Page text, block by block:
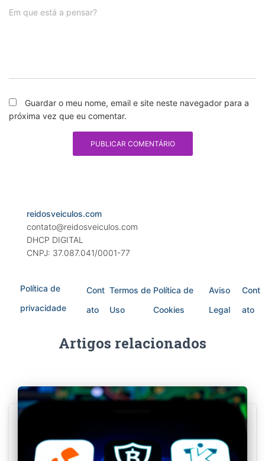
Em que está a pensar?
Guardar o meu nome, email e site neste navegador para a
próxima vez que eu comentar.
reidosveiculos.com
contato@reidosveiculos.com
DHCP DIGITAL
CNPJ: 37.087.041/0001-77
Política de
privacidade
Cont
ato
Termos de
Uso
Política de
Cookies
Aviso
Legal
Cont
ato
Artigos relacionados